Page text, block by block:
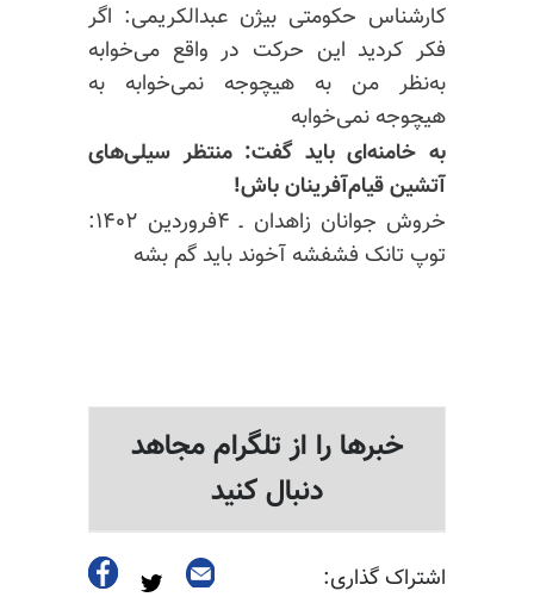
کارشناس حکومتی بیژن عبدالکریمی: اگر
فکر کردید این حرکت در واقع می‌خوابه
به‌نظر من به هیچوجه نمی‌خوابه به
هیچوجه نمی‌خوابه
به خامنه‌ای باید گفت: منتظر سیلی‌های
آتشین قیام‌آفرینان باش!
خروش جوانان زاهدان ـ ۴فروردین ۱۴۰۲:
توپ تانک فشفشه آخوند باید گم بشه
خبرها را از تلگرام مجاهد
دنبال کنید
اشتراک گذاری: